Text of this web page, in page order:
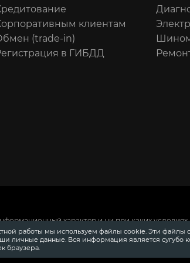
клиентам
(trade-in)
в ГИБДД
характер и ни при каких условиях
Для получения подробной информации о
автомобилей в кредит,
обращайтесь к специалистам автосалонов
работы мы используем файлы cookie. Эти файлы
личные данные. Вся информация является сугубо
браузера.